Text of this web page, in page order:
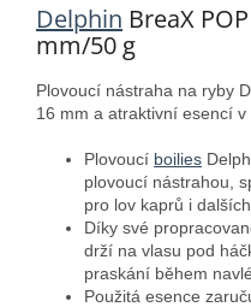
Delphin BreaX
mm/50 g
Plovoucí nástraha na ryby
16 mm a atraktivní esencí v
Plovoucí boilies
plovoucí nástrahou,
pro lov kaprů i
Díky své
drží na vlasu pod
praskání během
Použitá esence